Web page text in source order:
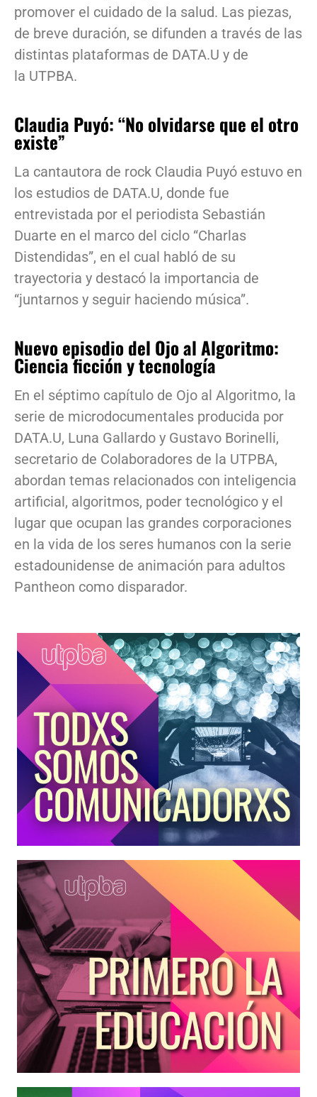
promover el cuidado de la salud. Las piezas,
de breve duración, se difunden a través de las
distintas plataformas de DATA.U y de
la UTPBA.
Claudia Puyó: “No olvidarse que el otro
existe”
La cantautora de rock Claudia Puyó estuvo en
los estudios de DATA.U, donde fue
entrevistada por el periodista Sebastián
Duarte en el marco del ciclo “Charlas
Distendidas”, en el cual habló de su
trayectoria y destacó la importancia de
“juntarnos y seguir haciendo música”.
Nuevo episodio del Ojo al Algoritmo:
Ciencia ficción y tecnología
En el séptimo capítulo de Ojo al Algoritmo, la
serie de microdocumentales producida por
DATA.U, Luna Gallardo y Gustavo Borinelli,
secretario de Colaboradores de la UTPBA,
abordan temas relacionados con inteligencia
artificial, algoritmos, poder tecnológico y el
lugar que ocupan las grandes corporaciones
en la vida de los seres humanos con la serie
estadounidense de animación para adultos
Pantheon como disparador.